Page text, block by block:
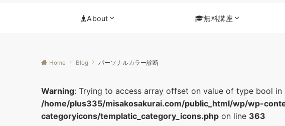
About 無料講座
Home Blog パーソナルカラー診断
Warning: Trying to access array offset on value of type bool in
/home/plus335/misakosakurai.com/public_html/wp/wp-
categoryicons/templatic_category_icons.php on line 363